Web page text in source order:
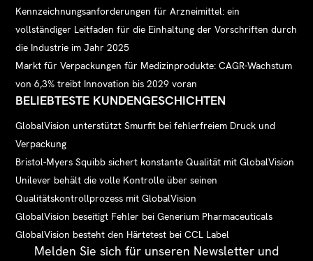
Kennzeichnungsanforderungen für Arzneimittel: ein
vollständiger Leitfaden für die Einhaltung der Vorschriften durch
die Industrie im Jahr 2025
Markt für Verpackungen für Medizinprodukte: CAGR-Wachstum
von 6,3% treibt Innovation bis 2029 voran
BELIEBTESTE KUNDENGESCHICHTEN
GlobalVision unterstützt Smurfit bei fehlerfreiem Druck und
Verpackung
Bristol-Myers Squibb sichert konstante Qualität mit GlobalVision
Unilever behält die volle Kontrolle über seinen
Qualitätskontrollprozess mit GlobalVision
GlobalVision beseitigt Fehler bei Generium Pharmaceuticals
GlobalVision besteht den Härtetest bei CCL Label
Melden Sie sich für unseren Newsletter und